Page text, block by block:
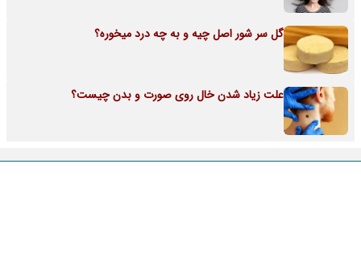
گل سر شور اصل چیه و به چه درد میخوره؟
علت زیاد شدن خال روی صورت و بدن چیست؟